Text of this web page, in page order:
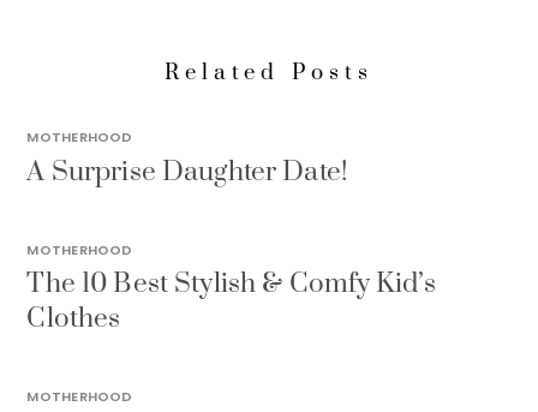
Related Posts
MOTHERHOOD
A Surprise Daughter Date!
MOTHERHOOD
The 10 Best Stylish & Comfy Kid’s
Clothes
MOTHERHOOD